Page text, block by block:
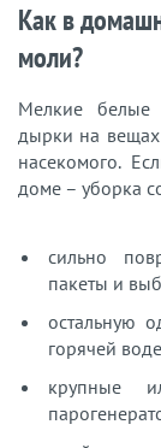
Как в
моли?
Мелкие белые
дырки на вещах
насекомого.
доме – уборка
сильно
пакеты и
остальную
горячей
крупные